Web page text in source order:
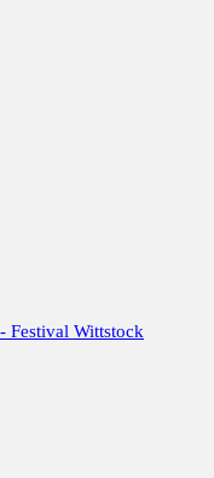
Festival Wittstock